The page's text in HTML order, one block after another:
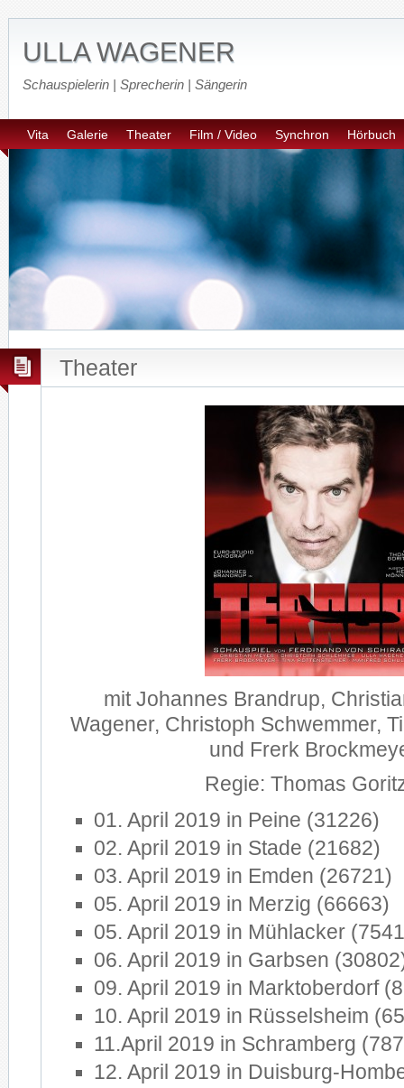
ULLA WAGENER
Schauspielerin | Sprecherin | Sängerin
Vita Galerie Theater Film / Video Synchron Hörbuch
Theater
mit Johannes Brandrup,
Wagener, Christoph Schwemmer,
und Frerk
Regie: Thomas
01. April 2019 in Peine (31226)
02. April 2019 in Stade (21682)
03. April 2019 in Emden (26721)
05. April 2019 in Merzig (66663)
05. April 2019 in Mühlacker
06. April 2019 in Garbsen
09. April 2019 in Marktoberdorf
10. April 2019 in Rüsselsheim
11.April 2019 in Schramberg
12. April 2019 in Duisburg-